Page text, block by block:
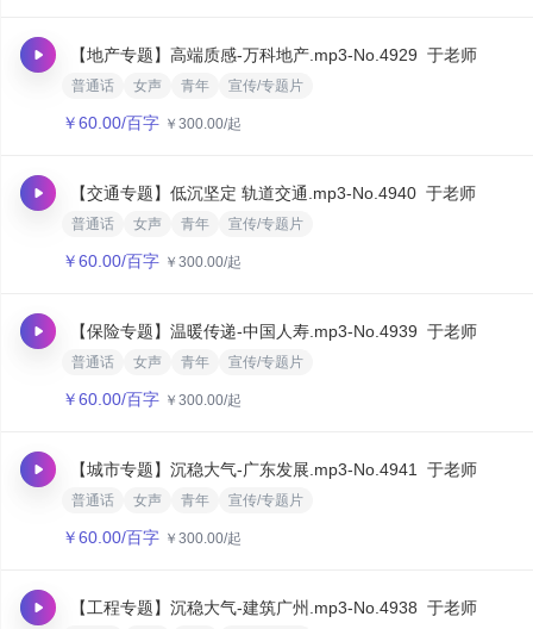
【地产专题】高端质感-万科地产.mp3-No.4929 于老师
普通话 女声 青年 宣传/专题片
￥60.00/百字 ￥ 300.00/起
【交通专题】低沉坚定 轨道交通.mp3-No.4940 于老师
普通话 女声 青年 宣传/专题片
￥60.00/百字 ￥ 300.00/起
【保险专题】温暖传递-中国人寿.mp3-No.4939 于老师
普通话 女声 青年 宣传/专题片
￥60.00/百字 ￥ 300.00/起
【城市专题】沉稳大气-广东发展.mp3-No.4941 于老师
普通话 女声 青年 宣传/专题片
￥60.00/百字 ￥ 300.00/起
【工程专题】沉稳大气-建筑广州.mp3-No.4938 于老师